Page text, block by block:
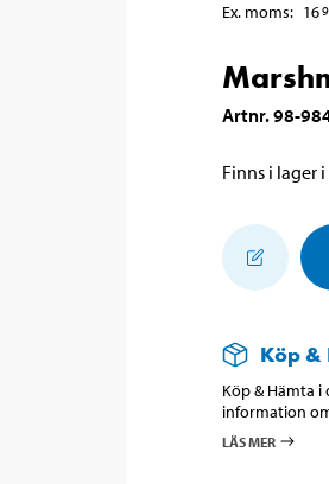
Ex. moms: 16
Artnr.98-
Finns i lager i
Köp &
Köp & Hämta
information
LÄS MER